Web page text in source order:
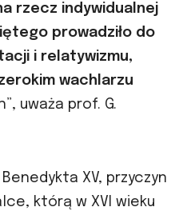
rzecz indywidualnej
prowadziło do
i relatywizmu,
wachlarzu
uważa prof. G.
XV, przyczyn
którą w XVI wieku